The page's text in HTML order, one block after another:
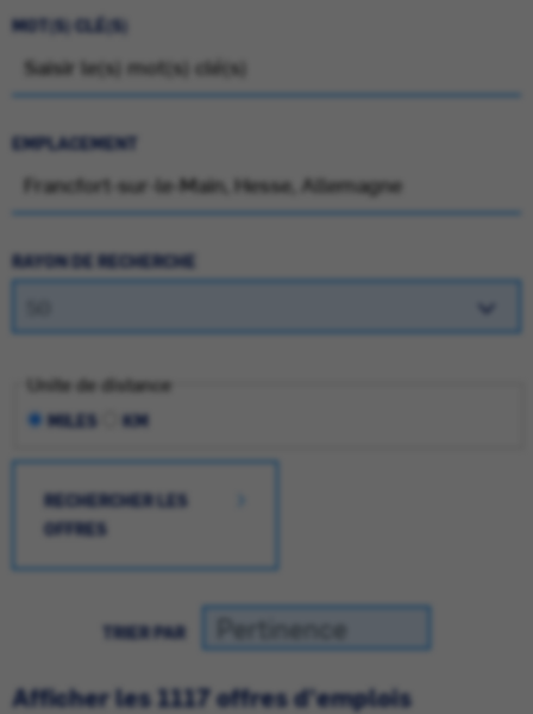
MOT(S) CLÉ(S)
EMPLACEMENT
RAYON DE RECHERCHE
Unite de distance
MILES KM
RECHERCHER LES
OFFRES
TRIER PAR
Afficher les 1117 offres d'emplois